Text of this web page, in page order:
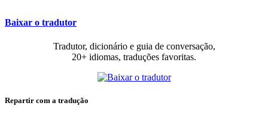
Baixar o tradutor
Tradutor, dicionário e guia de conversação,
20+ idiomas, traduções favoritas.
Repartir com a tradução